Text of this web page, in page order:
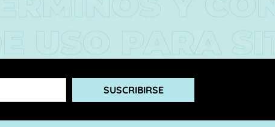
SUSCRIBIRSE